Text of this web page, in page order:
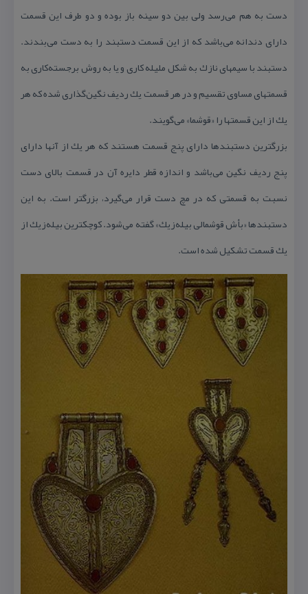
دست به هم می‌رسد ولی بین دو سینه باز بوده و دو طرف این قسمت
دارای دندانه می‌باشد كه از این قسمت دستبند را به دست می‌بندند.
دستبند با سیمهای نازك به شكل ملیله كاری و یا به روش برجسته‌كاری به
قسمتهای مساوی تقسیم و در هر قسمت یك ردیف نگین‌گذاری شده كه هر
یك از این قسمتها را «قوشما» می‌گویند.
بزرگترین دستبندها دارای پنج قسمت هستند كه هر یك از آنها دارای
پنج ردیف نگین می‌باشد و اندازه قطر دایره آن در قسمت بالای دست
نسبت به قسمتی كه در مچ دست قرار می‌گیرد، بزرگتر است. به این
دستبندها «بأش قوشمالی بیله‌زیك» گفته می‌شود. كوچكترین بیله‌زیك از
یك قسمت تشكیل شده است.